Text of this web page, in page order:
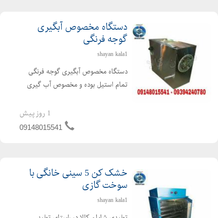
دستگاه مخصوص آبگیری
گوجه فرنگی
shayan kala1
دستگاه مخصوص آبگیری گوجه فرنگی
تمام استیل بوده و مخصوص آب گیری
توانایی جدا سازی تفاله و تخم گوجه از
آب گوجه که در صورت نیاز کشاورزان
1 روز پیش
09148015541
خشک کن 5 سینی خانگی با
سوخت گازی
shayan kala1